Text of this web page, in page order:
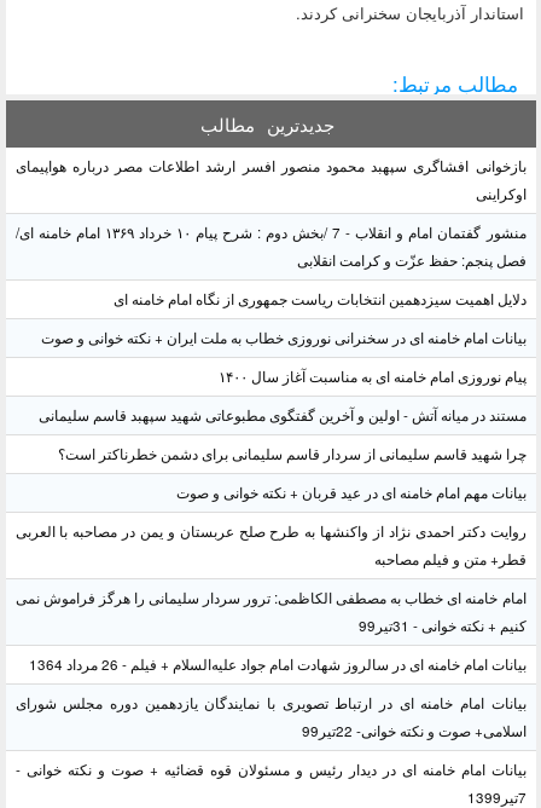
استاندار آذربایجان سخنرانی کردند.
مطالب مرتبط:
جدیدترین مطالب
بازخوانی افشاگری سپهبد محمود منصور افسر ارشد اطلاعات مصر درباره هواپیمای
اوکراینی
منشور گفتمان امام و انقلاب - 7 /بخش دوم : شرح پیام ۱۰ خرداد ۱۳۶۹ امام خامنه ای/
فصل پنجم: حفظ عزّت و کرامت انقلابی
دلایل اهمیت سیزدهمین انتخابات ریاست جمهوری از نگاه امام خامنه ای
بیانات امام خامنه ای در سخنرانی نوروزی خطاب به ملت ایران + نکته خوانی و صوت
پیام نوروزی امام خامنه ای به مناسبت آغاز سال ۱۴۰۰
مستند در میانه آتش - اولین و آخرین گفتگوی مطبوعاتی شهید سپهبد قاسم سلیمانی
چرا شهید قاسم سلیمانی از سردار قاسم سلیمانی برای دشمن خطرناکتر است؟
بیانات مهم امام خامنه ای در عید قربان + نکته خوانی و صوت
روایت دکتر احمدی نژاد از واکنشها به طرح صلح عربستان و یمن در مصاحبه با العربی
قطر+ متن و فیلم مصاحبه
امام خامنه ای خطاب به مصطفی الکاظمی: ترور سردار سلیمانی را هرگز فراموش نمی
کنیم + نکته خوانی - 31تیر99
بیانات امام خامنه ای در سالروز شهادت امام جواد علیه‌السلام + فیلم - 26 مرداد 1364
بیانات امام خامنه ای در ارتباط تصویری با نمایندگان یازدهمین دوره مجلس شورای
اسلامی+ صوت و نکته خوانی- 22تیر99
بیانات امام خامنه ای در دیدار رئیس و مسئولان قوه قضائیه + صوت و نکته خوانی -
7تیر1399